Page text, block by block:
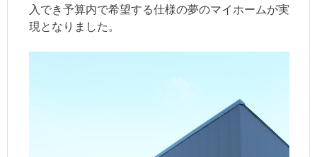
入でき予算内で希望する仕様の夢のマイホームが実
現となりました。